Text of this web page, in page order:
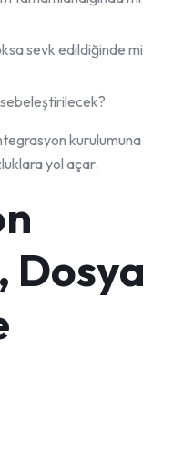
sevk edildiğinde mi
kurulumuna
yol açar.
Dosya